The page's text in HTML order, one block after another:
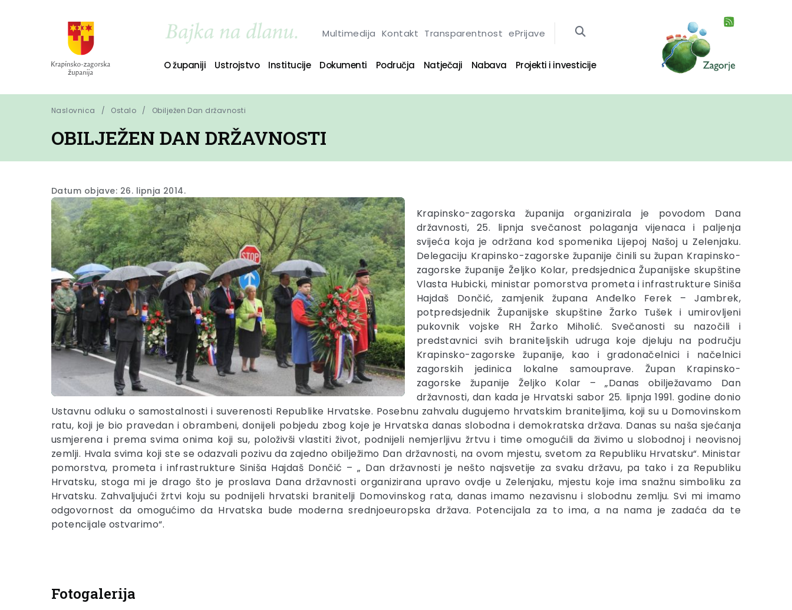
Multimedija Kontakt Transparentnost ePrijave
O županiji Ustrojstvo Institucije Dokumenti Područja Natječaji Nabava Projekti i investicije
Naslovnica Ostalo Obilježen Dan državnosti
OBILJEŽEN DAN DRŽAVNOSTI
Datum objave: 26. lipnja 2014.
Krapinsko-zagorska županija organizirala je povodom Dana
državnosti, 25. lipnja svečanost polaganja vijenaca i paljenja
svijeća koja je održana kod spomenika Lijepoj Našoj u Zelenjaku.
Delegaciju Krapinsko-zagorske županije činili su župan Krapinsko-
zagorske županije Željko Kolar, predsjednica Županijske skupštine
Vlasta Hubicki, ministar pomorstva prometa i infrastrukture Siniša
Hajdaš Dončić, zamjenik župana Anđelko Ferek – Jambrek,
potpredsjednik Županijske skupštine Žarko Tušek i umirovljeni
pukovnik vojske RH Žarko Miholić. Svečanosti su nazočili i
predstavnici svih braniteljskih udruga koje djeluju na području
Krapinsko-zagorske županije, kao i gradonačelnici i načelnici
zagorskih jedinica lokalne samouprave. Župan Krapinsko-
zagorske županije Željko Kolar – „Danas obilježavamo Dan
državnosti, dan kada je Hrvatski sabor 25. lipnja 1991. godine donio
Ustavnu odluku o samostalnosti i suverenosti Republike Hrvatske. Posebnu zahvalu dugujemo hrvatskim braniteljima, koji su u Domovinskom
ratu, koji je bio pravedan i obrambeni, donijeli pobjedu zbog koje je Hrvatska danas slobodna i demokratska država. Danas su naša sjećanja
usmjerena i prema svima onima koji su, položivši vlastiti život, podnijeli nemjerljivu žrtvu i time omogućili da živimo u slobodnoj i neovisnoj
zemlji. Hvala svima koji ste se odazvali pozivu da zajedno obilježimo Dan državnosti, na ovom mjestu, svetom za Republiku Hrvatsku“. Ministar
pomorstva, prometa i infrastrukture Siniša Hajdaš Dončić – „ Dan državnosti je nešto najsvetije za svaku državu, pa tako i za Republiku
Hrvatsku, stoga mi je drago što je proslava Dana državnosti organizirana upravo ovdje u Zelenjaku, mjestu koje ima snažnu simboliku za
Hrvatsku. Zahvaljujući žrtvi koju su podnijeli hrvatski branitelji Domovinskog rata, danas imamo nezavisnu i slobodnu zemlju. Svi mi imamo
odgovornost da omogućimo da Hrvatska bude moderna srednjoeuropska država. Potencijala za to ima, a na nama je zadaća da te
potencijale ostvarimo“.
Fotogalerija